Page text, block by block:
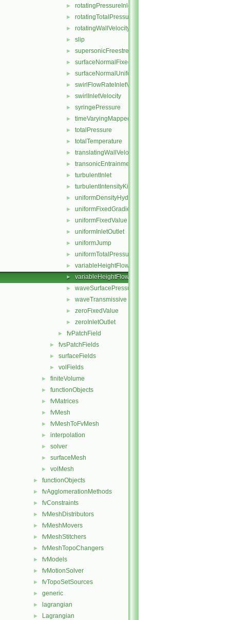
► rotatingPressureInletOutletVelocity
► rotatingTotalPressure
► rotatingWallVelocity
► slip
► supersonicFreestream
► surfaceNormalFixedValue
► surfaceNormalUniformFixedValue
► swirlFlowRateInletVelocity
► swirlInletVelocity
► syringePressure
► timeVaryingMappedFixedValue
► totalPressure
► totalTemperature
► translatingWallVelocity
► transonicEntrainmentPressure
► turbulentInlet
► turbulentIntensityKineticEnergyInlet
► uniformDensityHydrostaticPressure
► uniformFixedGradient
► uniformFixedValue
► uniformInletOutlet
► uniformJump
► uniformTotalPressure
► variableHeightFlowRate
► variableHeightFlowRateInletVelocity
► waveSurfacePressure
► waveTransmissive
► zeroFixedValue
► zeroInletOutlet
► fvPatchField
► fvsPatchFields
► surfaceFields
► volFields
► finiteVolume
► functionObjects
► fvMatrices
► fvMesh
► fvMeshToFvMesh
► interpolation
► solver
► surfaceMesh
► volMesh
► functionObjects
► fvAgglomerationMethods
► fvConstraints
► fvMeshDistributors
► fvMeshMovers
► fvMeshStitchers
► fvMeshTopoChangers
► fvModels
► fvMotionSolver
► fvTopoSetSources
► generic
► lagrangian
► Lagrangian